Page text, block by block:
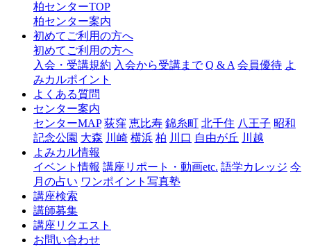
柏センターTOP
柏センター案内
初めてご利用の方へ
初めてご利用の方へ
入会・受講規約 入会から受講まで Q & A 会員優待 よ
みカルポイント
よくある質問
センター案内
センターMAP 荻窪 恵比寿 錦糸町 北千住 八王子 昭和
記念公園 大森 川崎 横浜 柏 川口 自由が丘 川越
よみカル情報
イベント情報 講座リポート・動画etc. 語学カレッジ 今
月の占い ワンポイント写真塾
講座検索
講師募集
講座リクエスト
お問い合わせ